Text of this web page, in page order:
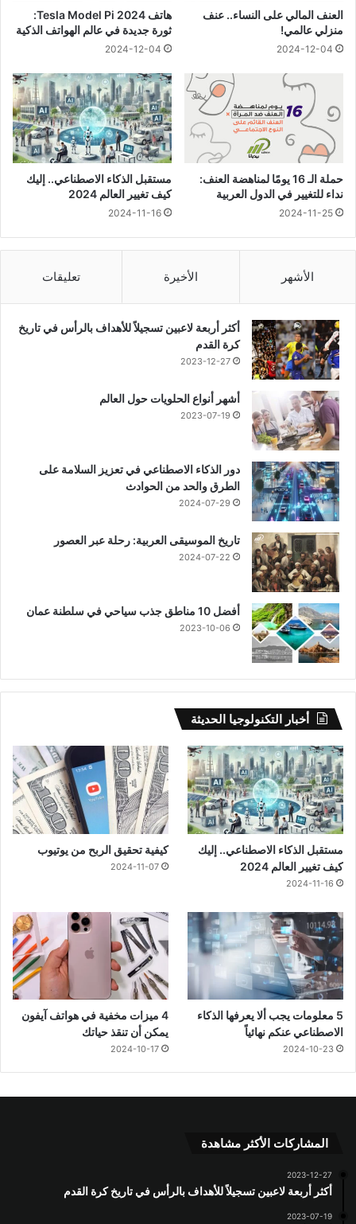
العنف المالي على النساء.. عنف
منزلي عالمي!
2024-12-04
هاتف Tesla Model Pi 2024:
ثورة جديدة في عالم الهواتف الذكية
2024-12-04
حملة الـ 16 يومًا لمناهضة العنف:
نداء للتغيير في الدول العربية
2024-11-25
مستقبل الذكاء الاصطناعي.. إليك
كيف تغيير العالم 2024
2024-11-16
الأشهر الأخيرة تعليقات
أكثر أربعة لاعبين تسجيلاً للأهداف بالرأس في تاريخ
كرة القدم
2023-12-27
أشهر أنواع الحلويات حول العالم
2023-07-19
دور الذكاء الاصطناعي في تعزيز السلامة على
الطرق والحد من الحوادث
2024-07-29
تاريخ الموسيقى العربية: رحلة عبر العصور
2024-07-22
أفضل 10 مناطق جذب سياحي في سلطنة عمان
2023-10-06
أخبار التكنولوجيا الحديثة
مستقبل الذكاء الاصطناعي.. إليك
كيف تغيير العالم 2024
2024-11-16
كيفية تحقيق الربح من يوتيوب
2024-11-07
5 معلومات يجب ألا يعرفها الذكاء
الاصطناعي عنكم نهائياً
2024-10-23
4 ميزات مخفية في هواتف آيفون
يمكن أن تنقذ حياتك
2024-10-17
المشاركات الأكثر مشاهدة
2023-12-27
أكثر أربعة لاعبين تسجيلاً للأهداف بالرأس في تاريخ كرة القدم
2023-07-19